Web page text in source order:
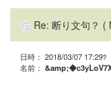
Re: 断り文句？ (
日時： 2018/03/07 17:29ﾂ
名前：